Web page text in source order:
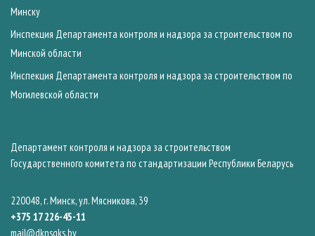
Минску
Инспекция Департамента контроля и надзора за строительством по
Минской области
Инспекция Департамента контроля и надзора за строительством по
Могилевской области
Департамент контроля и надзора за строительством
Государственного комитета по стандартизации Республики Беларусь
220048, г. Минск, ул. Мясникова, 39
+375 17 226-45-11
mail@dknsgks.by